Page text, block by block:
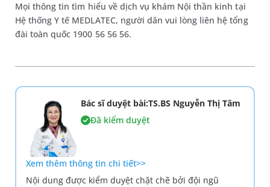
Mọi thông tin tìm hiểu về dịch vụ khám Nội thần kinh tại
Hệ thống Y tế MEDLATEC, người dân vui lòng liên hệ tổng
đài toàn quốc 1900 56 56 56.
Bác sĩ duyệt bài:TS.BS Nguyễn Thị Tâm
Đã kiểm duyệt
Xem thêm thông tin chi tiết>>
Nội dung được kiểm duyệt chặt chẽ bởi đội ngũ